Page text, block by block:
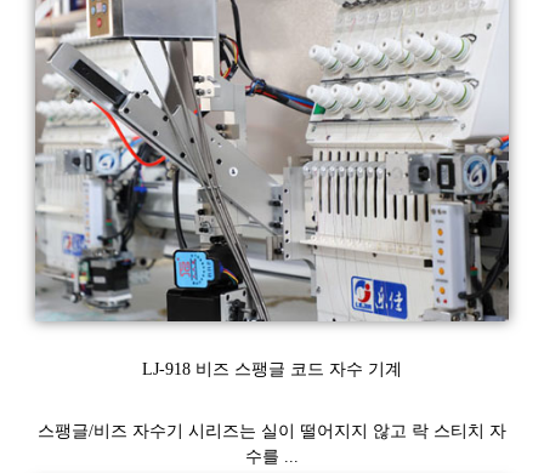
LJ-918 비즈 스팽글 코드 자수 기계
스팽글/비즈 자수기 시리즈는 실이 떨어지지 않고 락 스티치 자
수를 ...